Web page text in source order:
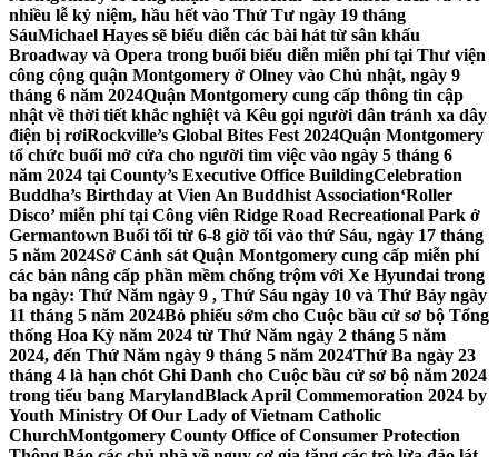
nhiều lễ kỷ niệm, hầu hết vào Thứ Tư ngày 19 tháng
SáuMichael Hayes sẽ biểu diễn các bài hát từ sân khấu
Broadway và Opera trong buổi biểu diễn miễn phí tại Thư viện
công cộng quận Montgomery ở Olney vào Chủ nhật, ngày 9
tháng 6 năm 2024Quận Montgomery cung cấp thông tin cập
nhật về thời tiết khắc nghiệt và Kêu gọi người dân tránh xa dây
điện bị rơiRockville’s Global Bites Fest 2024Quận Montgomery
tổ chức buổi mở cửa cho người tìm việc vào ngày 5 tháng 6
năm 2024 tại County’s Executive Office BuildingCelebration
Buddha’s Birthday at Vien An Buddhist Association‘Roller
Disco’ miễn phí tại Công viên Ridge Road Recreational Park ở
Germantown Buổi tối từ 6-8 giờ tối vào thứ Sáu, ngày 17 tháng
5 năm 2024Sở Cảnh sát Quận Montgomery cung cấp miễn phí
các bản nâng cấp phần mềm chống trộm với Xe Hyundai trong
ba ngày: Thứ Năm ngày 9 , Thứ Sáu ngày 10 và Thứ Bảy ngày
11 tháng 5 năm 2024Bỏ phiếu sớm cho Cuộc bầu cử sơ bộ Tổng
thống Hoa Kỳ năm 2024 từ Thứ Năm ngày 2 tháng 5 năm
2024, đến Thứ Năm ngày 9 tháng 5 năm 2024Thứ Ba ngày 23
tháng 4 là hạn chót Ghi Danh cho Cuộc bầu cử sơ bộ năm 2024
trong tiểu bang MarylandBlack April Commemoration 2024 by
Youth Ministry Of Our Lady of Vietnam Catholic
ChurchMontgomery County Office of Consumer Protection